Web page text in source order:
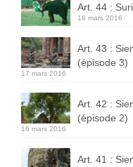
Art. 44 :
18 mars 2016
Art. 43 :
(épisode 3)
17 mars 2016
Art. 42 :
(épisode 2)
16 mars 2016
Art. 41 :